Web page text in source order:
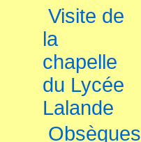
Visite de
la
chapelle
du Lycée
Lalande
Obsèques